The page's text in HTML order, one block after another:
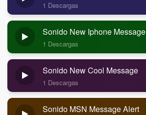
1 Descargas
Sonido New Iphone Message
1 Descargas
Sonido New Cool Message
1 Descargas
Sonido MSN Message Alert